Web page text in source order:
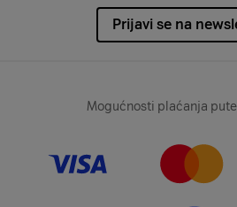
Prijavi se na
Mogućnosti plaćanja